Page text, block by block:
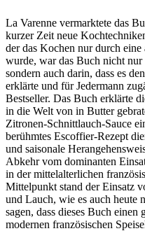
La Varenne vermarktete das
kurzer Zeit neue
der das Kochen nur durch
wurde, war das Buch nicht
sondern auch darin, dass es
erklärte und für Jedermann
Bestseller. Das Buch erklärte
in die Welt von in Butter
Zitronen-Schnittlauch-Sauce
berühmtes Escoffier-Rezept
und saisonale
Abkehr vom dominanten
in der mittelalterlichen
Mittelpunkt stand der Einsatz
und Lauch, wie es auch heute
sagen, dass dieses Buch einen
modernen französischen